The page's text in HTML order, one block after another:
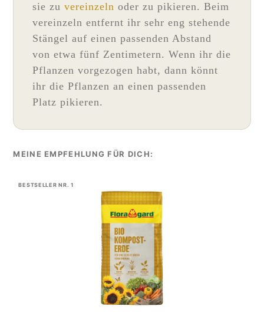
sie zuvereinzeln oder zu pikieren. Beim
vereinzeln entfernt ihr sehr eng stehende
Stängel auf einen passenden Abstand
von etwa fünf Zentimetern. Wenn ihr die
Pflanzen vorgezogen habt, dann könnt
ihr die Pflanzen an einen passenden
Platz pikieren.
BESTSELLER NR. 1